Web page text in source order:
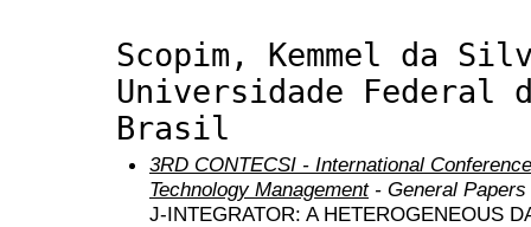
Scopim, Kemmel da
Universidade Federal
Brasil
3RD CONTECSI - International
Technology Management- General Papers
J-INTEGRATOR: A HETEROGENEOUS